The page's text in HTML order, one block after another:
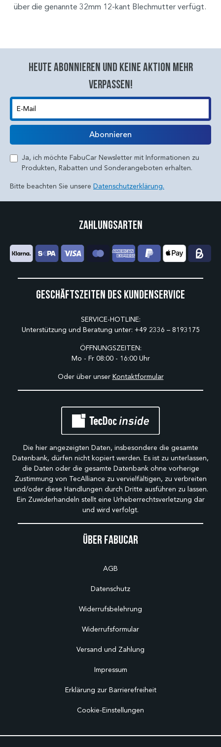
über die genannte 32mm 12-kant Blechmutter verfügt.
Heute abonnieren und keine aktion mehr
verpassen!
E-Mail
Abonnieren
Ja, ich möchte FabuCar Newsletter mit Informationen zu
Produkten, Rabatten und Sonderangeboten erhalten.
Bitte beachten Sie unsere Datenschutzerklärung.
Über Fabucar
AGB
Datenschutz
Widerrufsbelehrung
Widerrufsformular
Versand und Zahlung
Impressum
Erklärung zur Barrierefreiheit
Cookie-Einstellungen
Geschäftszeiten des Kundenservice
SERVICE-HOTLINE:
Unterstützung und Beratung unter: +49 2336 – 8193175
ÖFFNUNGSZEITEN:
Mo - Fr 08:00 - 16:00 Uhr
Oder über unser Kontaktformular
Zahlungsarten
Die hier angezeigten Daten, insbesondere die gesamte
Datenbank, dürfen nicht kopiert werden. Es ist zu unterlassen,
die Daten oder die gesamte Datenbank ohne vorherige
Zustimmung von TecAlliance zu vervielfältigen, zu verbreiten
und/oder diese Handlungen durch Dritte ausführen zu lassen.
Ein Zuwiderhandeln stellt eine Urheberrechtsverletzung dar
und wird verfolgt.